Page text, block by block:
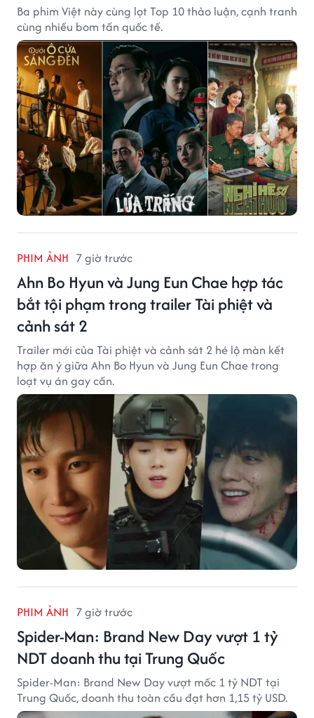
Ba phim Việt này cùng lọt Top 10 thảo luận, cạnh tranh
cùng nhiều bom tấn quốc tế.
PHIM ẢNH 7 giờ trước
Ahn Bo Hyun và Jung Eun Chae hợp tác
bắt tội phạm trong trailer Tài phiệt và
cảnh sát 2
Trailer mới của Tài phiệt và cảnh sát 2 hé lộ màn kết
hợp ăn ý giữa Ahn Bo Hyun và Jung Eun Chae trong
loạt vụ án gay cấn.
PHIM ẢNH 7 giờ trước
Spider-Man: Brand New Day vượt 1 tỷ
NDT doanh thu tại Trung Quốc
Spider-Man: Brand New Day vượt mốc 1 tỷ NDT tại
Trung Quốc, doanh thu toàn cầu đạt hơn 1,15 tỷ USD.